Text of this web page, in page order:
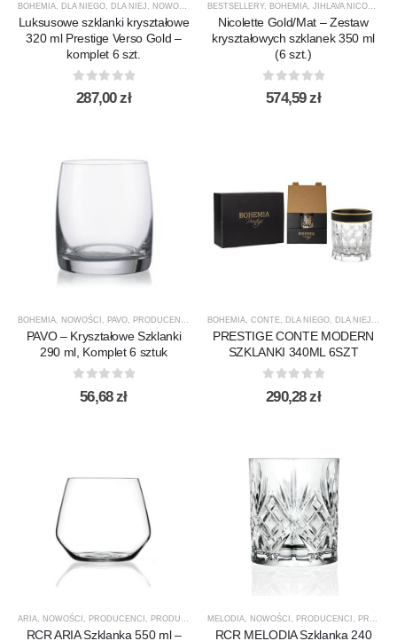
BOHEMIA DLA NIEGO DLA NIEJ NOWOŚCI PREZENTY PRODUCENCI, PRODUKTY ,
Luksusowe szklanki kryształowe
320 ml Prestige Verso Gold –
komplet 6 szt.
0out of 5
287,00zł
BESTSELLERY, BOHEMIA JIHLAVA NICOLETTE
Nicolette Gold/Mat – Zestaw
kryształowych szklanek 350 ml
(6 szt.)
0out of 5
574,59zł
BOHEMIA, NOWOŚCI , PAVO, PRODUCENCI PRODUKTY ,SZKLANKI , SZKLANKI DO WHISKY
PAVO – Kryształowe Szklanki
290 ml, Komplet 6 sztuk
out of 5
56,68zł
BOHEMIA, CONTE, DLA NIEGO, DLA NIEJ ,
PRESTIGE CONTE MODERN
SZKLANKI 340ML 6SZT
0out of 5
290,28zł
ARIA NOWOŚCI PRODUCENCI PRODUKTY RCR ,SZKLANKI,SZKLANKI DO DRINKÓW /
RCR ARIA Szklanka 550 ml –
MELODIA NOWOŚCI PRODUCENCI PRODUKTY
RCR MELODIA Szklanka 240